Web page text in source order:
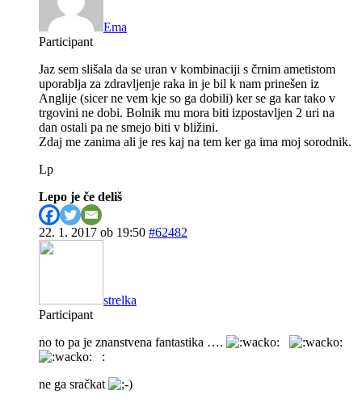
Ema
Participant
Jaz sem slišala da se uran v kombinaciji s črnim ametistom
uporablja za zdravljenje raka in je bil k nam prinešen iz
Anglije (sicer ne vem kje so ga dobili) ker se ga kar tako v
trgovini ne dobi. Bolnik mu mora biti izpostavljen 2 uri na
dan ostali pa ne smejo biti v bližini.
Zdaj me zanima ali je res kaj na tem ker ga ima moj sorodnik.
Lp
Lepo je če deliš
22. 1. 2017 ob 19:50 #62482
strelka
Participant
no to pa je znanstvena fantastika ….
:
ne ga sračkat